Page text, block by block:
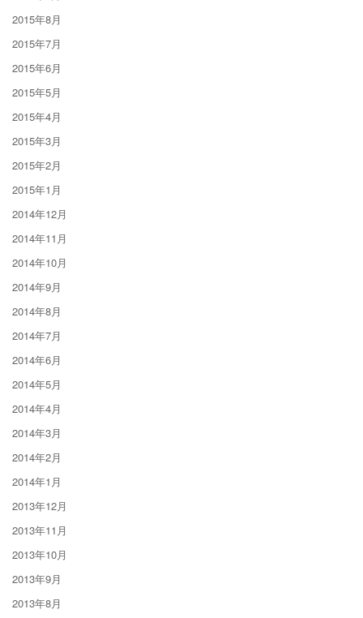
2015年8月
2015年7月
2015年6月
2015年5月
2015年4月
2015年3月
2015年2月
2015年1月
2014年12月
2014年11月
2014年10月
2014年9月
2014年8月
2014年7月
2014年6月
2014年5月
2014年4月
2014年3月
2014年2月
2014年1月
2013年12月
2013年11月
2013年10月
2013年9月
2013年8月